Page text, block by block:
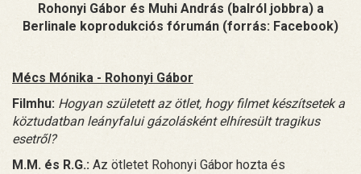
Rohonyi Gábor és Muhi András (balról jobbra) a
Berlinale koprodukciós fórumán (forrás: Facebook)
Mécs Mónika - Rohonyi Gábor
Filmhu: Hogyan született az ötlet, hogy filmet készítsetek a
köztudatban leányfalui gázolásként elhíresült tragikus
esetről?
M.M. és R.G.: Az ötletet Rohonyi Gábor hozta és